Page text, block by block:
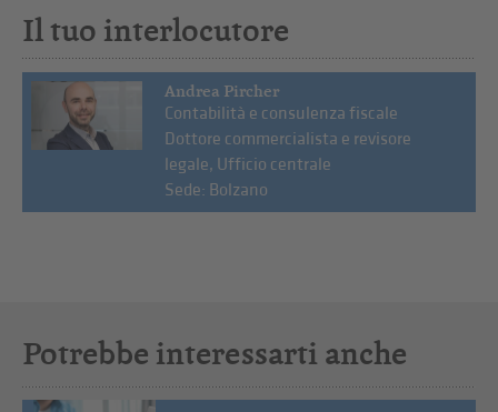
Il tuo interlocutore
Andrea Pircher
Contabilità e consulenza fiscale
Dottore commercialista e revisore
legale, Ufficio centrale
Sede: Bolzano
Potrebbe interessarti anche